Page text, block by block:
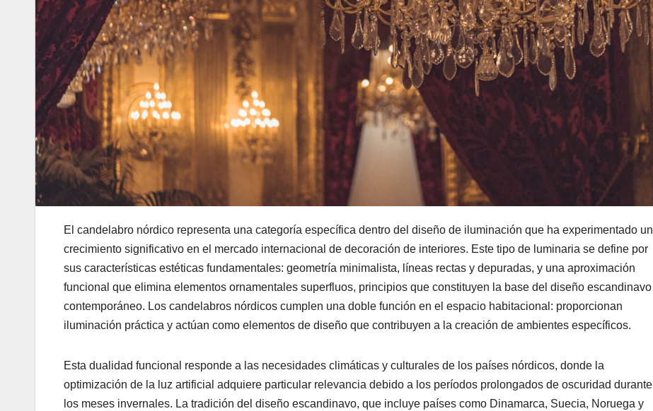
El candelabro nórdico representa una categoría específica dentro del diseño de iluminación que ha experimentado un
crecimiento significativo en el mercado internacional de decoración de interiores. Este tipo de luminaria se define por
sus características estéticas fundamentales: geometría minimalista, líneas rectas y depuradas, y una aproximación
funcional que elimina elementos ornamentales superfluos, principios que constituyen la base del diseño escandinavo
contemporáneo. Los candelabros nórdicos cumplen una doble función en el espacio habitacional: proporcionan
iluminación práctica y actúan como elementos de diseño que contribuyen a la creación de ambientes específicos.
Esta dualidad funcional responde a las necesidades climáticas y culturales de los países nórdicos, donde la
optimización de la luz artificial adquiere particular relevancia debido a los períodos prolongados de oscuridad durante
los meses invernales. La tradición del diseño escandinavo, que incluye países como Dinamarca, Suecia, Noruega y